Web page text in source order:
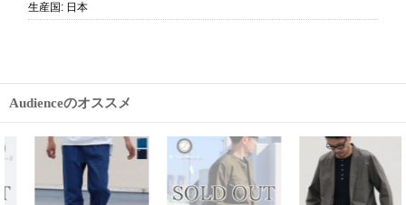
生産国 : 日本
Audienceのオススメ